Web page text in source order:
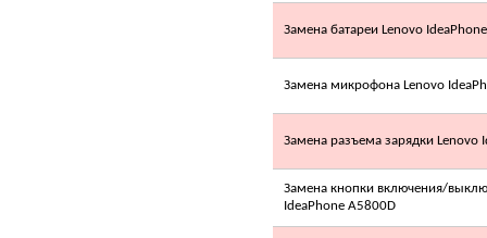
Замена батареи Lenovo
Замена микрофона Lenovo
Замена разъема зарядки Lenovo
Замена кнопки включения/
IdeaPhone A5800D